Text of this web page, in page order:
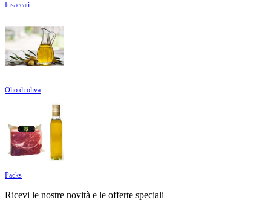
Insaccati
Olio di oliva
Packs
Ricevi le nostre novità e le offerte speciali